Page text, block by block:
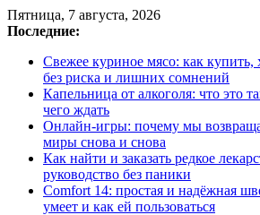
Пятница, 7 августа, 2026
Последние:
Свежее куриное мясо: как купить,
без риска и лишних сомнений
Капельница от алкоголя: что это
чего ждать
Онлайн-игры: почему мы
миры снова и снова
Как найти и заказать редкое
руководство без паники
Comfort 14: простая и надёжная
умеет и как ей пользоваться